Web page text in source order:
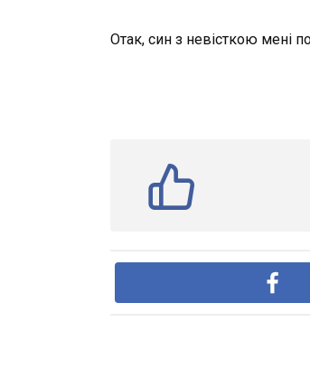
Отак, син з невісткою мені